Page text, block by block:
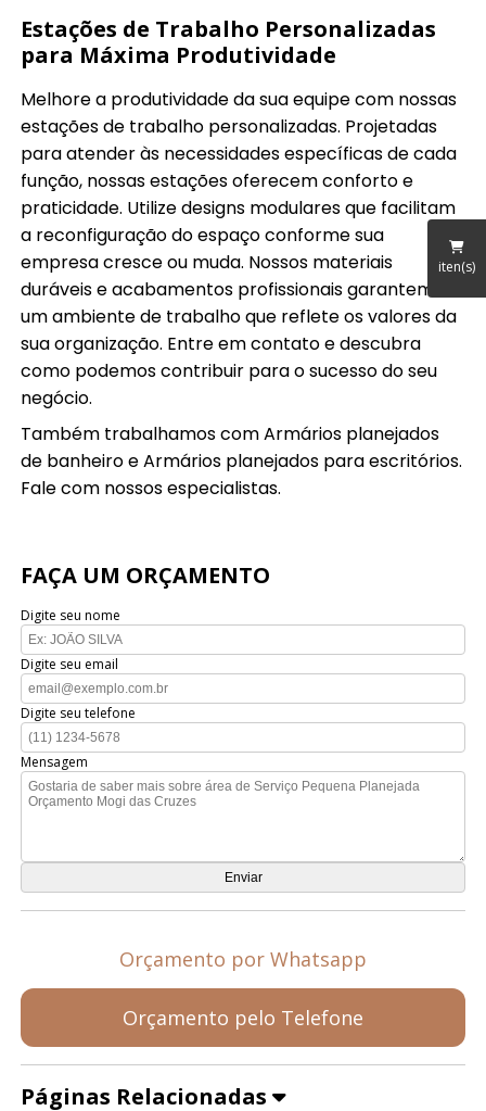
iten(s)
Estações de Trabalho Personalizadas
para Máxima Produtividade
Melhore a produtividade da sua equipe com nossas
estações de trabalho personalizadas. Projetadas
para atender às necessidades específicas de cada
função, nossas estações oferecem conforto e
praticidade. Utilize designs modulares que facilitam
a reconfiguração do espaço conforme sua
empresa cresce ou muda. Nossos materiais
duráveis e acabamentos profissionais garantem
um ambiente de trabalho que reflete os valores da
sua organização. Entre em contato e descubra
como podemos contribuir para o sucesso do seu
negócio.
Também trabalhamos com Armários planejados
de banheiro e Armários planejados para escritórios.
Fale com nossos especialistas.
FAÇA UM ORÇAMENTO
Digite seu nome
Digite seu email
Digite seu telefone
Mensagem
Orçamento por Whatsapp
Orçamento pelo Telefone
Páginas Relacionadas